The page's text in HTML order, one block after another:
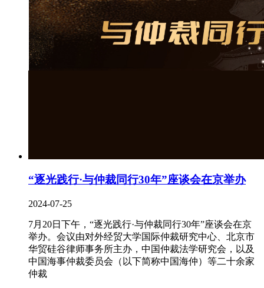
“逐光践行·与仲裁同行30年”座谈会在京举办
2024-07-25
7月20日下午，“逐光践行·与仲裁同行30年”座谈会在京
举办。会议由对外经贸大学国际仲裁研究中心、北京市
华贸硅谷律师事务所主办，中国仲裁法学研究会，以及
中国海事仲裁委员会（以下简称中国海仲）等二十余家
仲裁